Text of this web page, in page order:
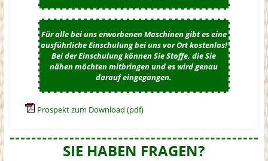
Für alle bei uns erworbenen Maschinen gibt es eine
ausführliche Einschulung bei uns vor Ort kostenlos!
Bei der Einschulung können Sie Stoffe, die Sie
nähen möchten mitbringen und es wird genau
darauf eingegangen.
Prospekt zum Download (pdf)
SIE HABEN FRAGEN?